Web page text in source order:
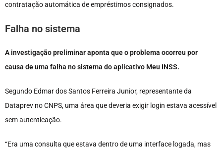
contratação automática de empréstimos consignados.
Falha no sistema
A investigação preliminar aponta que o problema ocorreu por
causa de uma falha no sistema do aplicativo Meu INSS.
Segundo Edmar dos Santos Ferreira Junior, representante da
Dataprev no CNPS, uma área que deveria exigir login estava acessível
sem autenticação.
“Era uma consulta que estava dentro de uma interface logada, mas